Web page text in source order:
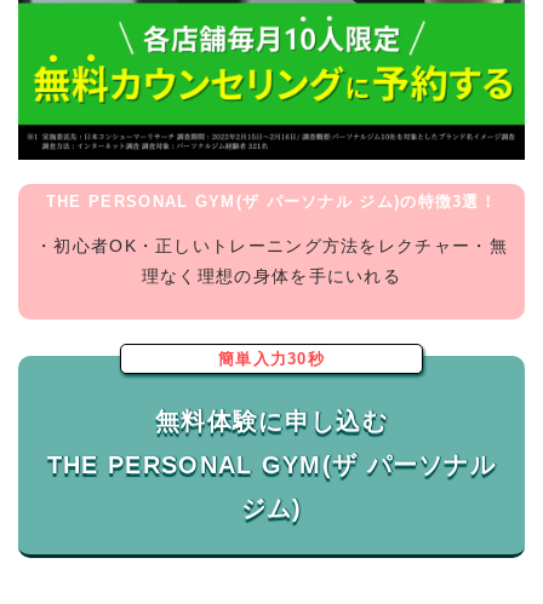
THE PERSONAL GYM(ザ パーソナル ジム)の特徴3選！
・初心者OK・正しいトレーニング方法をレクチャー・無
理なく理想の身体を手にいれる
簡単入力30秒
無料体験に申し込む
THE PERSONAL GYM(ザ パーソナル